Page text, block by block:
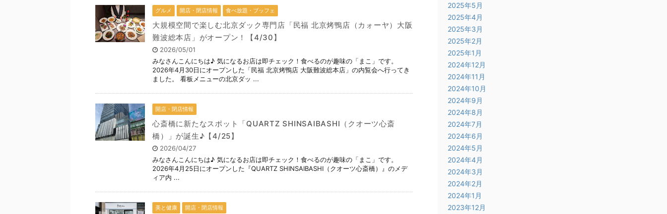
グルメ 開店・閉店情報 食べ放題・ブッフェ
大規模空間で楽しむ北京ダック専門店「民福 北京烤鴨店（カォーヤ）大阪
難波総本店」がオープン！【4/30】
2026/05/01
みなさんこんにちは♪ 気になるお店は即チェック！食べるのが趣味の「まこ」です。
2026年4月30日にオープンした「民福 北京烤鴨店 大阪難波総本店」の内覧会へ行ってき
ました。 看板メニューの北京ダッ ...
開店・閉店情報
心斎橋に新たなスポット「QUARTZ SHINSAIBASHI（クオーツ心斎
橋）」が誕生♪【4/25】
2026/04/27
みなさんこんにちは♪ 気になるお店は即チェック！食べるのが趣味の「まこ」です。
2026年4月25日にオープンした『QUARTZ SHINSAIBASHI（クオーツ心斎橋）』のメデ
ィア内 ...
美と健康 開店・閉店情報
2025年5月
2025年4月
2025年3月
2025年2月
2025年1月
2024年12月
2024年11月
2024年10月
2024年9月
2024年8月
2024年7月
2024年6月
2024年5月
2024年4月
2024年3月
2024年2月
2024年1月
2023年12月